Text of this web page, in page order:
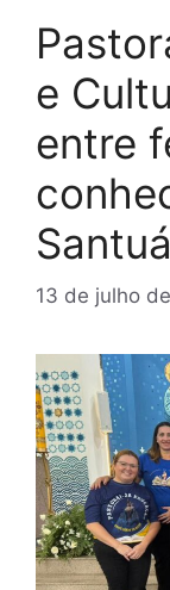
e
entre
13 de julho